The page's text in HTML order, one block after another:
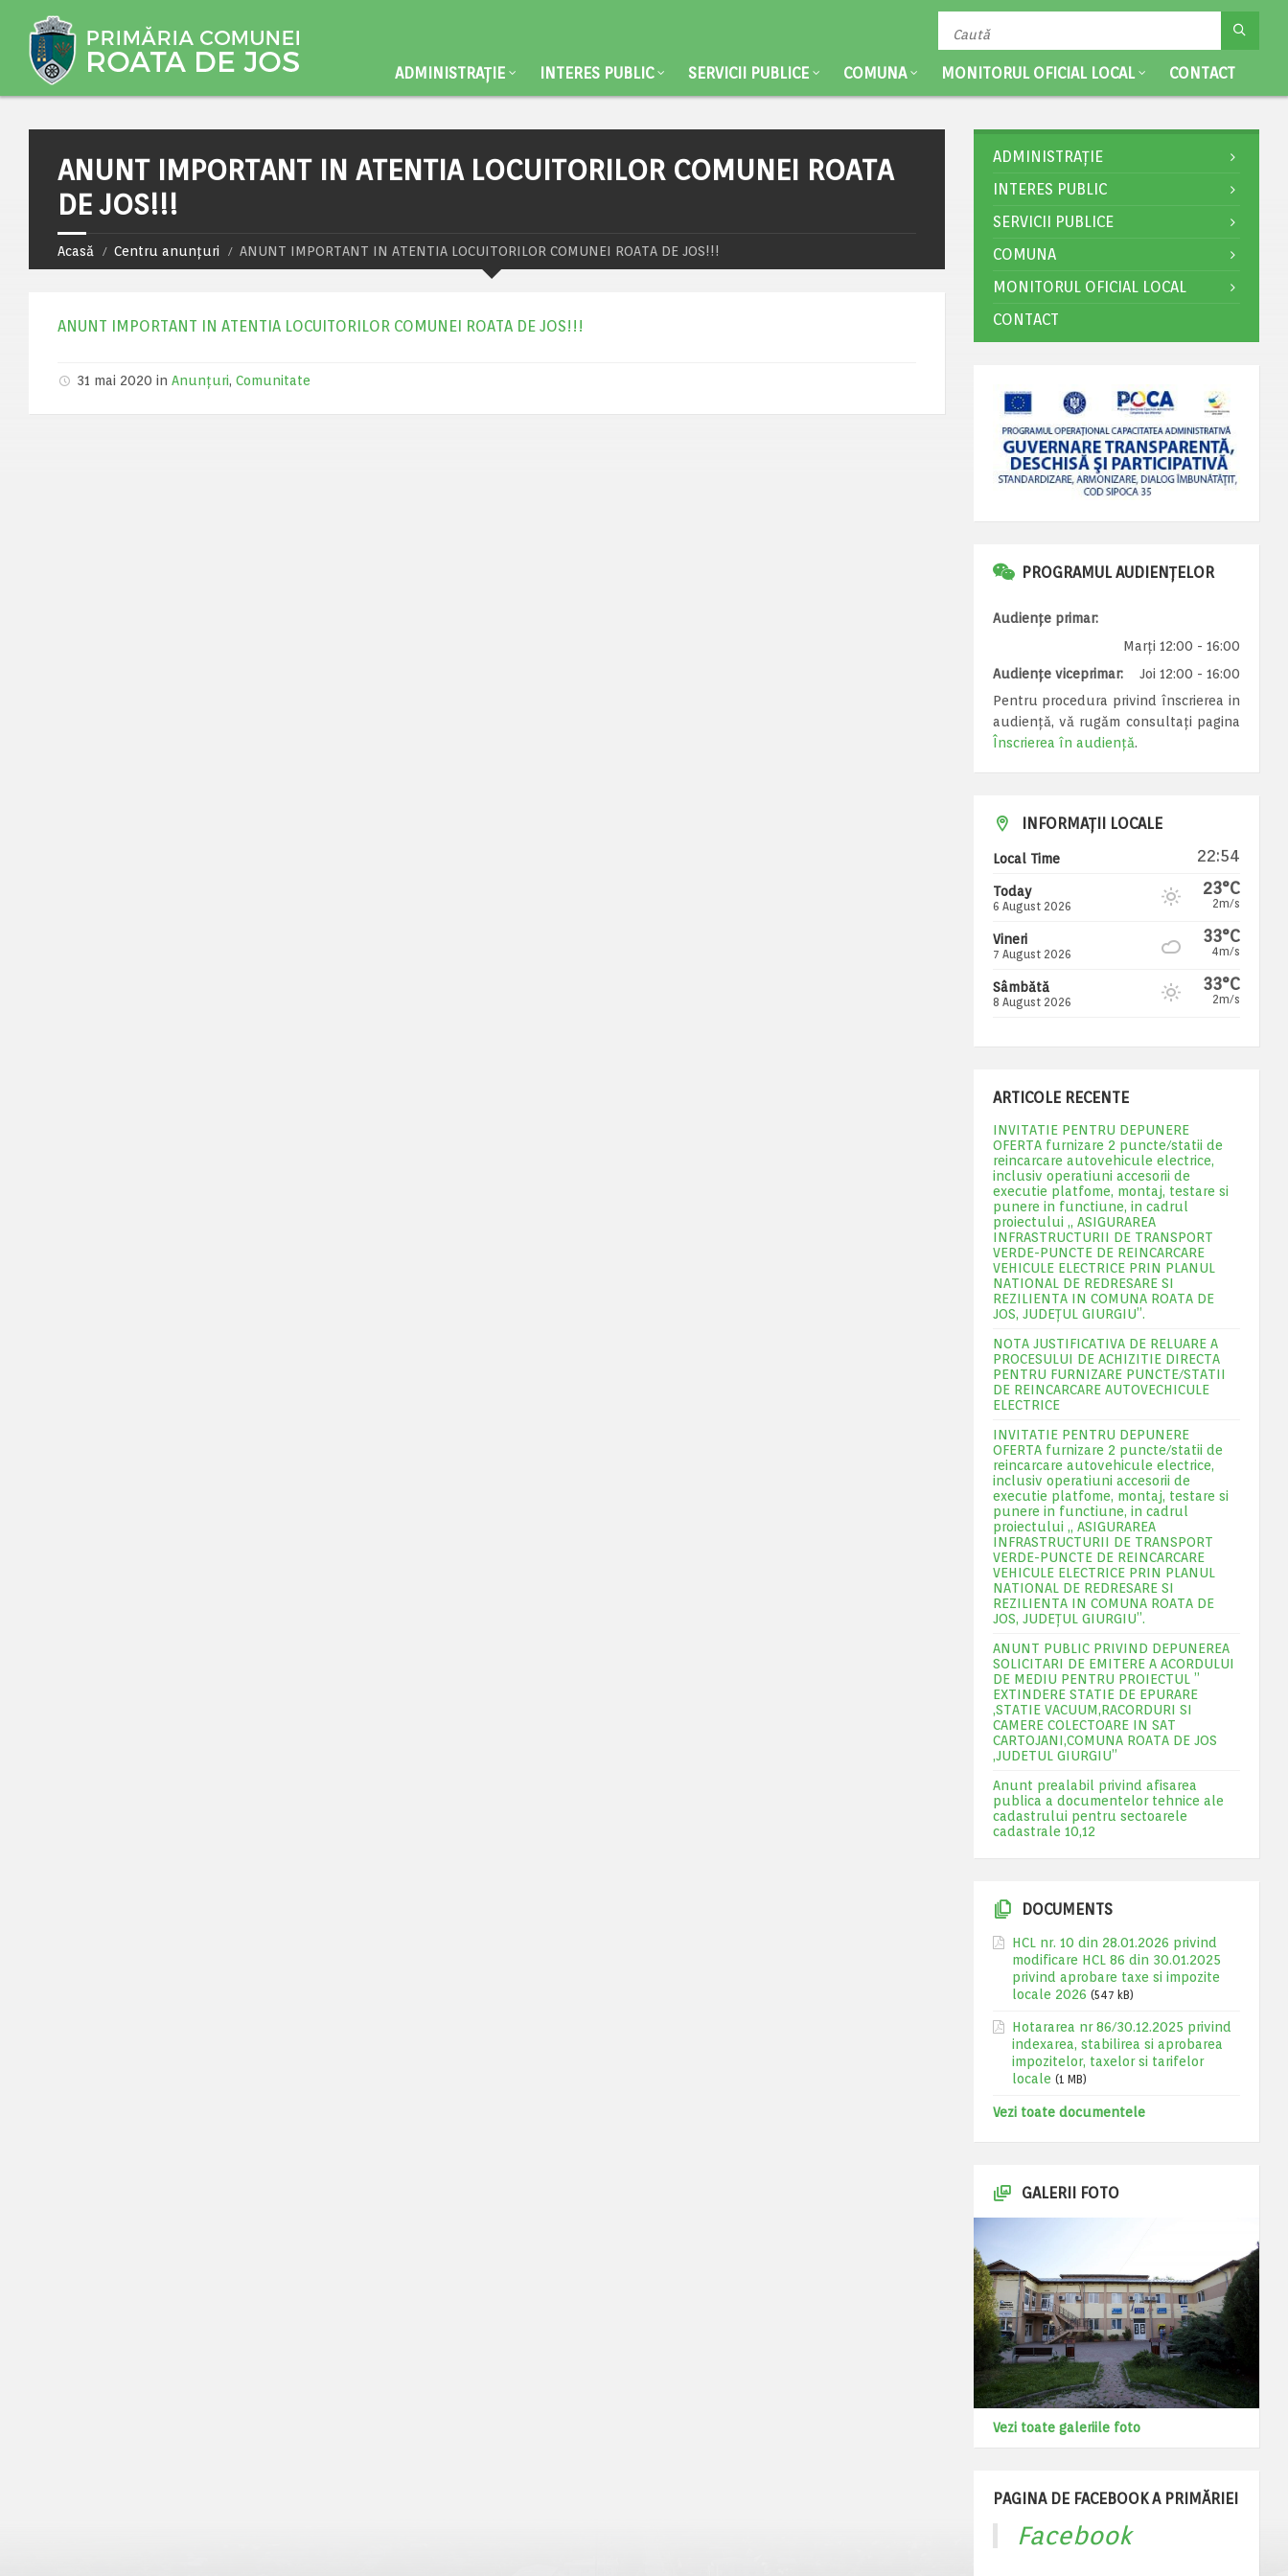
ADMINISTRAȚIE INTERES PUBLIC SERVICII PUBLICE COMUNA MONITORUL OFICIAL LOCAL CONTACT
ANUNT IMPORTANT IN ATENTIA LOCUITORILOR COMUNEI ROATA
DE JOS!!!
Acasă Centru anunțuri ANUNT IMPORTANT IN ATENTIA LOCUITORILOR COMUNEI ROATA DE JOS!!!
ANUNT IMPORTANT IN ATENTIA LOCUITORILOR COMUNEI ROATA DE JOS!!!
31 mai 2020 in Anunțuri, Comunitate
ADMINISTRAȚIE
INTERES PUBLIC
SERVICII PUBLICE
COMUNA
MONITORUL OFICIAL LOCAL
CONTACT
PROGRAMUL AUDIENȚELOR
Audiențe primar:
Marți 12:00 - 16:00
Audiențe viceprimar:
Joi 12:00 - 16:00
Pentru procedura privind înscrierea in
audiență, vă rugăm consultați pagina
Înscrierea în audiență.
INFORMAȚII LOCALE
Local Time 22:54
Today
6 August 2026
23°C
2m/s
Vineri
7 August 2026
33°C
4m/s
Sâmbătă
8 August 2026
33°C
2m/s
ARTICOLE RECENTE
INVITATIE PENTRU DEPUNERE
OFERTA furnizare 2 puncte/statii de
reincarcare autovehicule electrice,
inclusiv operatiuni accesorii de
executie platfome, montaj, testare si
punere in functiune, in cadrul
proiectului „ ASIGURAREA
INFRASTRUCTURII DE TRANSPORT
VERDE-PUNCTE DE REINCARCARE
VEHICULE ELECTRICE PRIN PLANUL
NATIONAL DE REDRESARE SI
REZILIENTA IN COMUNA ROATA DE
JOS, JUDEŢUL GIURGIU”.
NOTA JUSTIFICATIVA DE RELUARE A
PROCESULUI DE ACHIZITIE DIRECTA
PENTRU FURNIZARE PUNCTE/STATII
DE REINCARCARE AUTOVECHICULE
ELECTRICE
INVITATIE PENTRU DEPUNERE
OFERTA furnizare 2 puncte/statii de
reincarcare autovehicule electrice,
inclusiv operatiuni accesorii de
executie platfome, montaj, testare si
punere in functiune, in cadrul
proiectului „ ASIGURAREA
INFRASTRUCTURII DE TRANSPORT
VERDE-PUNCTE DE REINCARCARE
VEHICULE ELECTRICE PRIN PLANUL
NATIONAL DE REDRESARE SI
REZILIENTA IN COMUNA ROATA DE
JOS, JUDEŢUL GIURGIU”.
ANUNT PUBLIC PRIVIND DEPUNEREA
SOLICITARI DE EMITERE A ACORDULUI
DE MEDIU PENTRU PROIECTUL ”
EXTINDERE STATIE DE EPURARE
,STATIE VACUUM,RACORDURI SI
CAMERE COLECTOARE IN SAT
CARTOJANI,COMUNA ROATA DE JOS
,JUDETUL GIURGIU”
Anunt prealabil privind afisarea
publica a documentelor tehnice ale
cadastrului pentru sectoarele
cadastrale 10,12
DOCUMENTS
HCL nr. 10 din 28.01.2026 privind
modificare HCL 86 din 30.01.2025
privind aprobare taxe si impozite
locale 2026 (547 kB)
Hotararea nr 86/30.12.2025 privind
indexarea, stabilirea si aprobarea
impozitelor, taxelor si tarifelor
locale (1 MB)
Vezi toate documentele
GALERII FOTO
Vezi toate galeriile foto
PAGINA DE FACEBOOK A PRIMĂRIEI
Facebook